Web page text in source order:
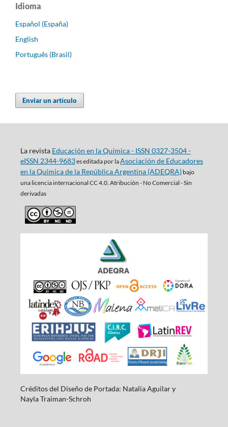
Idioma
Español (España)
English
Português (Brasil)
Enviar un artículo
La revista Educación en la Química - ISSN 0327-3504 -
eISSN 2344-9683es editada por laAsociación de Educadores
en la Química de la República Argentina (ADEQRA)bajo
una licencia internacional CC 4.0. Atribución - No Comercial - Sin
derivadas
Créditos del Diseño de Portada: Natalia Aguilar y
NaylaTraiman-Schroh